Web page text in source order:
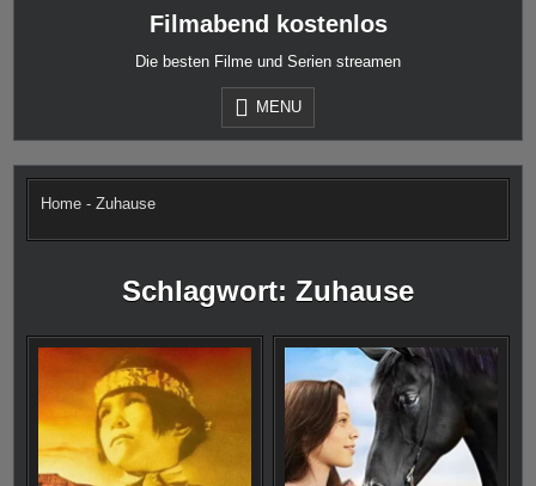
Filmabend kostenlos
Die besten Filme und Serien streamen
MENU
Home -Zuhause
Schlagwort: Zuhause